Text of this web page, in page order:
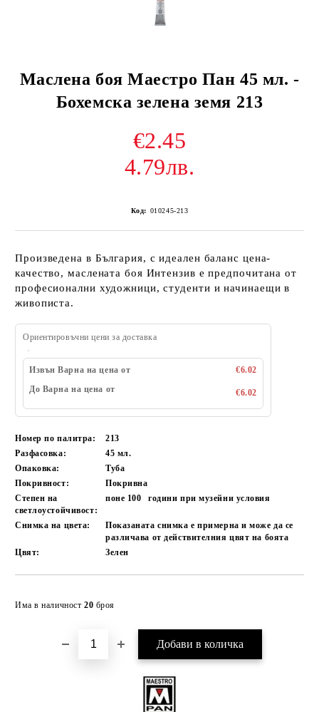
Маслена боя Маестро Пан 45 мл. -
Бохемска зелена земя 213
€2.45
4.79лв.
Код: 010245-213
Произведена в България, с идеален баланс цена-
качество, маслената боя Интензив е предпочитана от
професионални художници, студенти и начинаещи в
живописта.
Ориентировъчни цени за доставка
Извън Варна на цена от
€6.02
До Варна на цена от
€6.02
Номер по палитра:
213
Разфасовка:
45 мл.
Опаковка:
Туба
Покривност:
Покривна
Степен на
светлоустойчивост:
поне 100 години при музейни условия
Снимка на цвета:
Показаната снимка е примерна и може да се
различава от действителния цвят на боята
Цвят:
Зелен
Има в наличност 20 броя